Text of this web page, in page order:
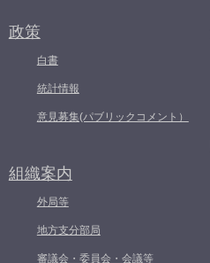
政策
白書
統計情報
意見募集(パブリックコメント）
組織案内
外局等
地方支分部局
審議会・委員会・会議等